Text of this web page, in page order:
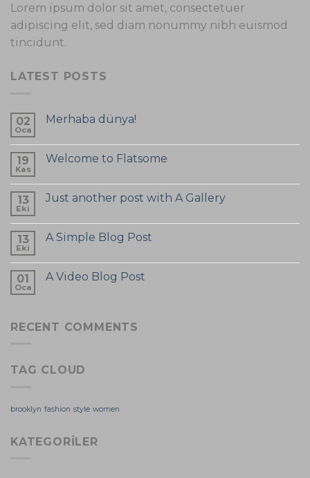
Lorem ipsum dolor sit amet, consectetuer
adipiscing elit, sed diam nonummy nibh euismod
tincidunt.
LATEST POSTS
02
Oca
Merhaba dünya!
19
Kas
Welcome to Flatsome
13
Eki
Just another post with A Gallery
13
Eki
A Simple Blog Post
01
Oca
A Video Blog Post
RECENT COMMENTS
TAG CLOUD
brooklyn fashion style women
KATEGORILER